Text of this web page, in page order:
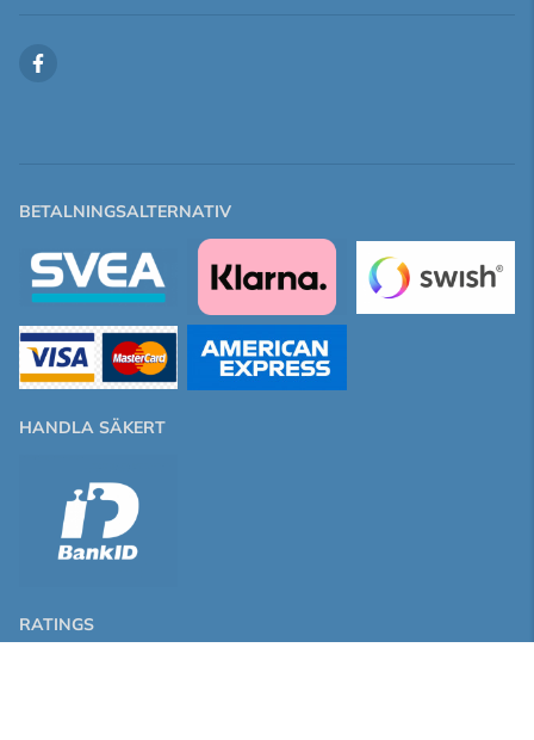
BETALNINGSALTERNATIV
HANDLA SÄKERT
RATINGS